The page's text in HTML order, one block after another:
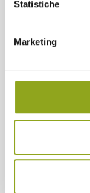
Statistiche
Marketing
è un
una delle città più
Alcuni progetti
aspetti